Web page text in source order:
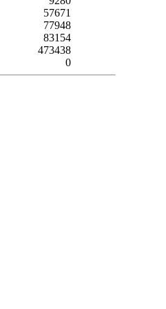
57671
77948
83154
473438
0